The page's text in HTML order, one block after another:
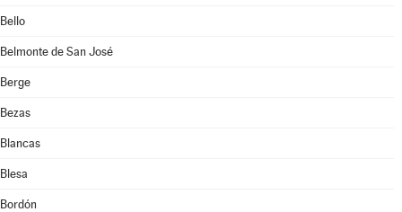
Bello
Belmonte de San José
Berge
Bezas
Blancas
Blesa
Bordón